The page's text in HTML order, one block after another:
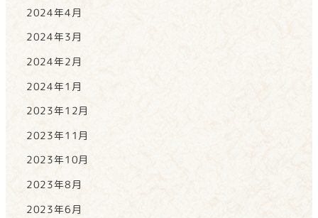
2024年4月
2024年3月
2024年2月
2024年1月
2023年12月
2023年11月
2023年10月
2023年8月
2023年6月